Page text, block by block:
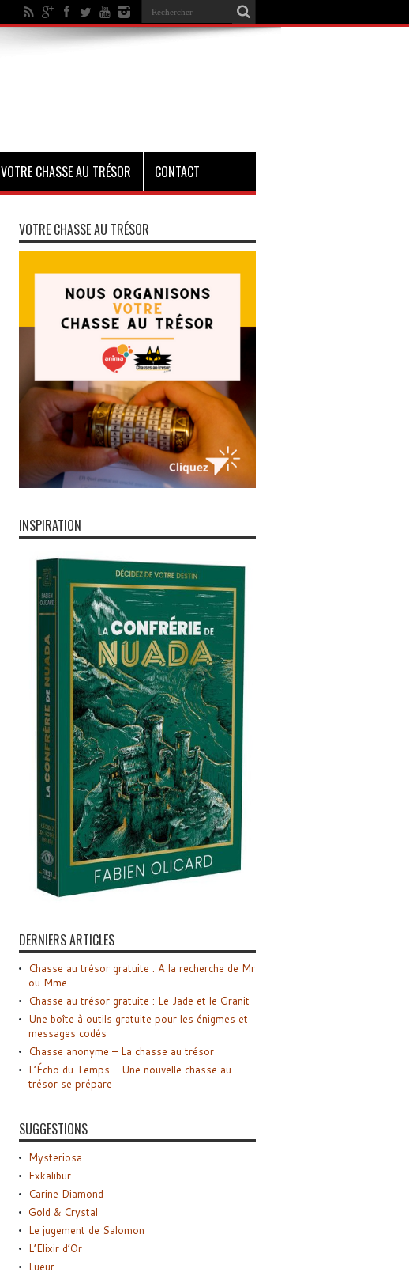
VOTRE CHASSE AU TRÉSOR CONTACT
VOTRE CHASSE AU TRÉSOR
INSPIRATION
DERNIERS ARTICLES
Chasse au trésor gratuite : A la recherche de Mr
ou Mme
Chasse au trésor gratuite : Le Jade et le Granit
Une boîte à outils gratuite pour les énigmes et
messages codés
Chasse anonyme – La chasse au trésor
L’Écho du Temps – Une nouvelle chasse au
trésor se prépare
SUGGESTIONS
Mysteriosa
Exkalibur
Carine Diamond
Gold & Crystal
Le jugement de Salomon
L’Elixir d’Or
Lueur